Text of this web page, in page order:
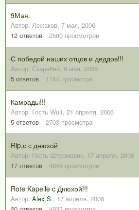
9Мая.
Автор: Лежаков, 7 мая, 2006
12 ответов 2580 просмотров
С победой наших отцов и деддов!!!
Автор: Скарабей, 8 мая, 2006
5 ответов 1744 просмотра
Камрады!!!
Автор: Гость Wulf, 21 апреля, 2006
5 ответов 2703 просмотра
Rip,с с днюхой
Автор: Гость Штурмовик, 17 апреля, 2006
17 ответов 4849 просмотров
Rote Kapelle c Днюхой!!!
Автор: Alex S., 17 апреля, 2006